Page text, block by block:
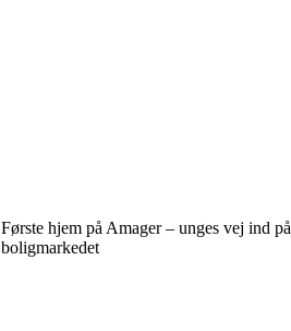
Første hjem på Amager – unges vej ind på
boligmarkedet